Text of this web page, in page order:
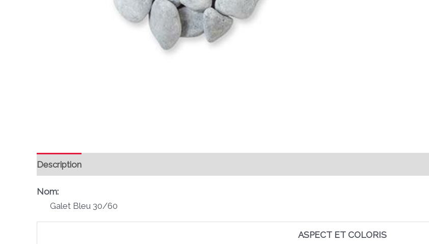
Description
Nom:
Galet Bleu 30/60
ASPECT ET COLORIS